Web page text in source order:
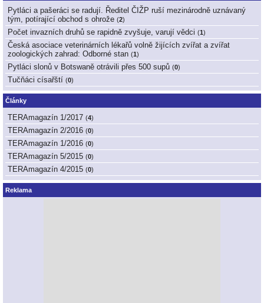
Pytláci a pašeráci se radují. Ředitel ČIŽP ruší mezinárodně uznávaný
tým, potírající obchod s ohrože (2)
Počet invazních druhů se rapidně zvyšuje, varují vědci (1 )
Česká asociace veterinárních lékařů volně žijících zvířat a zvířat
zoologických zahrad: Odborné stan (1 )
Pytláci slonů v Botswaně otrávili přes 500 supů (0)
Tučňáci císařští (0)
Články
TERAmagazín 1/2017 (4)
TERAmagazín 2/2016 (0)
TERAmagazín 1/2016 (0)
TERAmagazín 5/2015 (0)
TERAmagazín 4/2015 (0)
Reklama